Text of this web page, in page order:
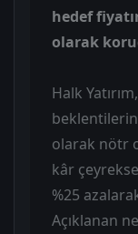
hedef
olarak
Halk
olarak nötr
kâr
%25
Açıklanan